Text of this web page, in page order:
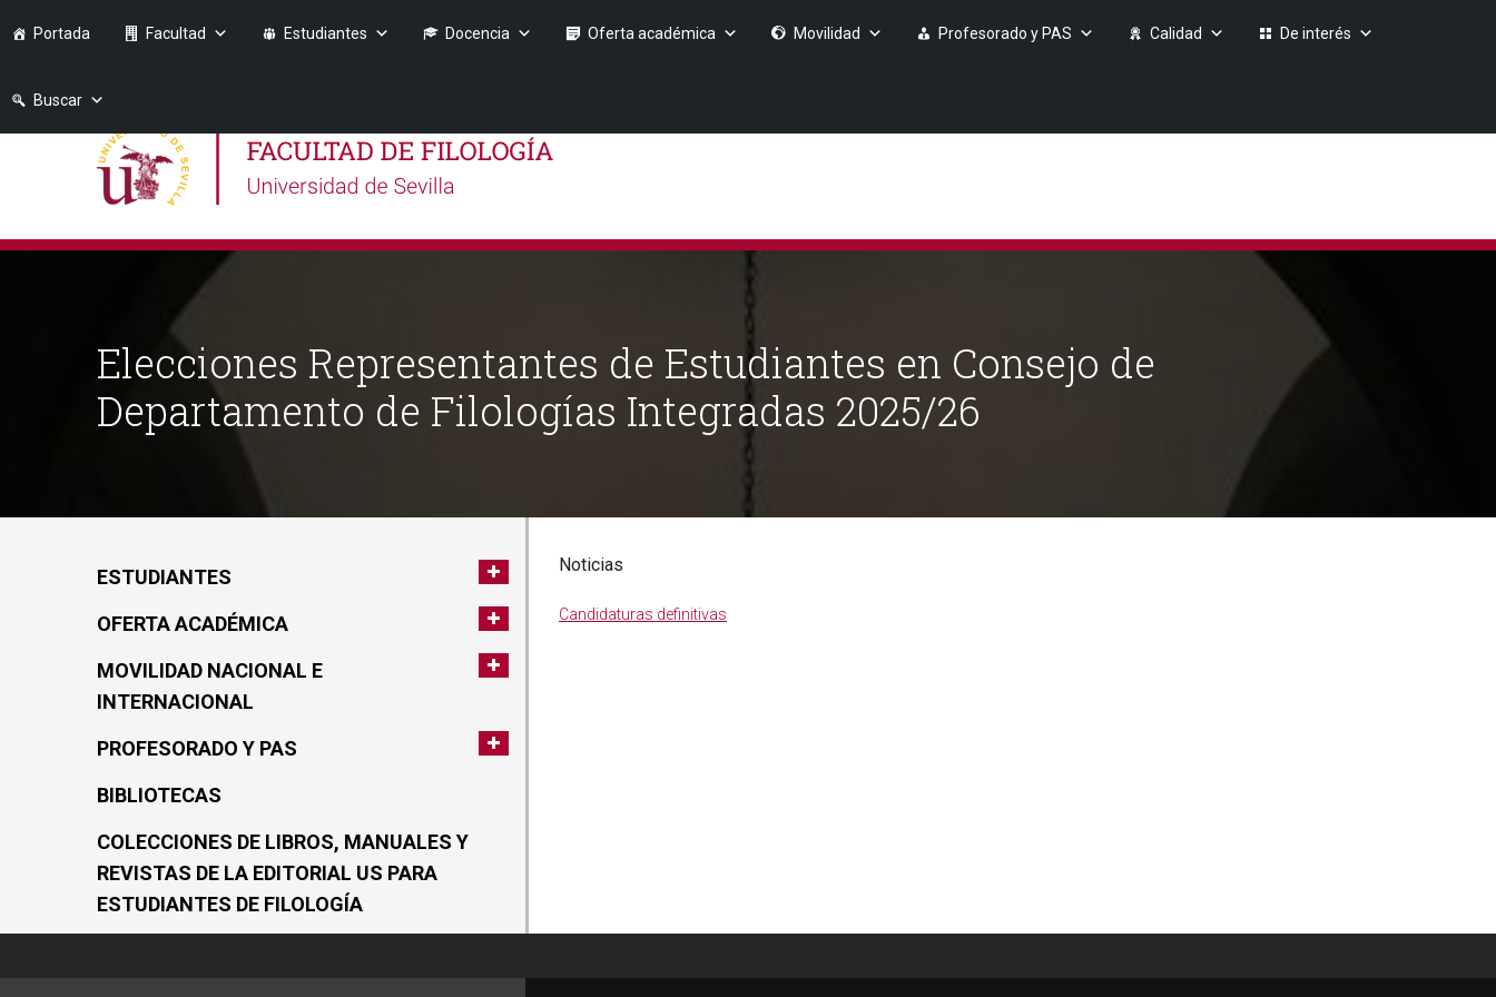
Portada Facultad Estudiantes Docencia Oferta académica Movilidad Profesorado y PAS Calidad De interés
Buscar
Elecciones Representantes de Estudiantes en Consejo de
Departamento de Filologías Integradas 2025/26
ESTUDIANTES
OFERTA ACADÉMICA
MOVILIDAD NACIONAL E
INTERNACIONAL
PROFESORADO Y PAS
BIBLIOTECAS
COLECCIONES DE LIBROS, MANUALES Y
REVISTAS DE LA EDITORIAL US PARA
ESTUDIANTES DE FILOLOGÍA
Noticias
Candidaturas definitivas